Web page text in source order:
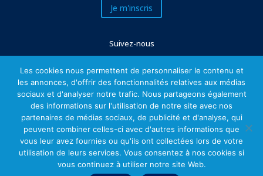
Je m'inscris
Suivez-nous
Mentions légales
Les cookies nous permettent de personnaliser le contenu et
les annonces, d'offrir des fonctionnalités relatives aux médias
sociaux et d'analyser notre trafic. Nous partageons également
des informations sur l'utilisation de notre site avec nos
partenaires de médias sociaux, de publicité et d'analyse, qui
peuvent combiner celles-ci avec d'autres informations que
vous leur avez fournies ou qu'ils ont collectées lors de votre
utilisation de leurs services. Vous consentez à nos cookies si
vous continuez à utiliser notre site Web.